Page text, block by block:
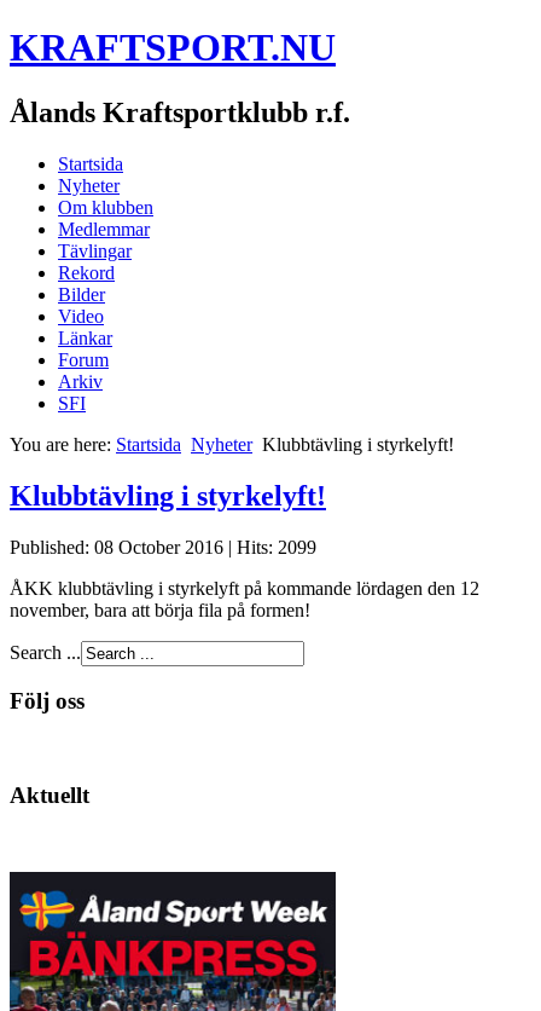
KRAFTSPORT.NU
Ålands Kraftsportklubb r.f.
Startsida
Nyheter
Om klubben
Medlemmar
Tävlingar
Rekord
Bilder
Video
Länkar
Forum
Arkiv
SFI
You are here: Startsida Nyheter Klubbtävling i styrkelyft!
Klubbtävling i styrkelyft!
Published: 08 October 2016 | Hits: 2099
ÅKK klubbtävling i styrkelyft på kommande lördagen den 12
november, bara att börja fila på formen!
Search ...
Följ oss
Aktuellt